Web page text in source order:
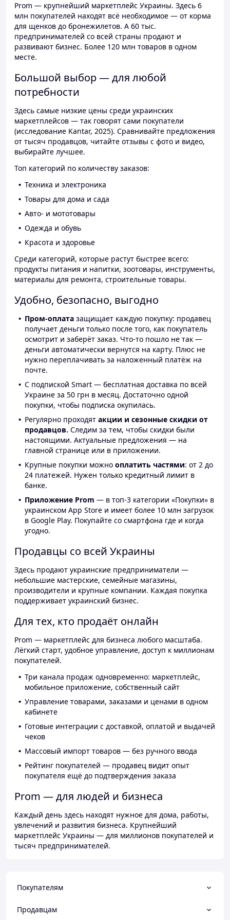
Prom — крупнейший маркетплейс Украины. Здесь 6
млн покупателей находят всё необходимое — от корма
для щенков до бронежилетов. А 60 тыс.
предпринимателей со всей страны продают и
развивают бизнес. Более 120 млн товаров в одном
месте.
Большой выбор — для любой
потребности
Здесь самые низкие цены среди украинских
маркетплейсов — так говорят сами покупатели
(исследование Kantar, 2025). Сравнивайте предложения
от тысяч продавцов, читайте отзывы с фото и видео,
выбирайте лучшее.
Топ категорий по количеству заказов:
Техника и электроника
Товары для дома и сада
Авто- и мототовары
Одежда и обувь
Красота и здоровье
Среди категорий, которые растут быстрее всего:
продукты питания и напитки, зоотовары, инструменты,
материалы для ремонта, строительные товары.
Удобно, безопасно, выгодно
Пром-оплата защищает каждую покупку: продавец
получает деньги только после того, как покупатель
осмотрит и заберёт заказ. Что-то пошло не так —
деньги автоматически вернутся на карту. Плюс не
нужно переплачивать за наложенный платёж на
почте.
С подпиской Smart — бесплатная доставка по всей
Украине за 50 грн в месяц. Достаточно одной
покупки, чтобы подписка окупилась.
Регулярно проходят акции и сезонные скидки от
продавцов. Следим за тем, чтобы скидки были
настоящими. Актуальные предложения — на
главной странице или в приложении.
Крупные покупки можно оплатить частями: от 2 до
24 платежей. Нужен только кредитный лимит в
банке.
Приложение Prom — в топ-3 категории «Покупки» в
украинском App Store и имеет более 10 млн загрузок
в Google Play. Покупайте со смартфона где и когда
угодно.
Продавцы со всей Украины
Здесь продают украинские предприниматели —
небольшие мастерские, семейные магазины,
производители и крупные компании. Каждая покупка
поддерживает украинский бизнес.
Для тех, кто продаёт онлайн
Prom — маркетплейс для бизнеса любого масштаба.
Лёгкий старт, удобное управление, доступ к миллионам
покупателей.
Три канала продаж одновременно: маркетплейс,
мобильное приложение, собственный сайт
Управление товарами, заказами и ценами в одном
кабинете
Готовые интеграции с доставкой, оплатой и выдачей
чеков
Массовый импорт товаров — без ручного ввода
Рейтинг покупателей — продавец видит опыт
покупателя ещё до подтверждения заказа
Prom — для людей и бизнеса
Каждый день здесь находят нужное для дома, работы,
увлечений и развития бизнеса. Крупнейший
маркетплейс Украины — для миллионов покупателей и
тысяч предпринимателей.
Покупателям
Продавцам